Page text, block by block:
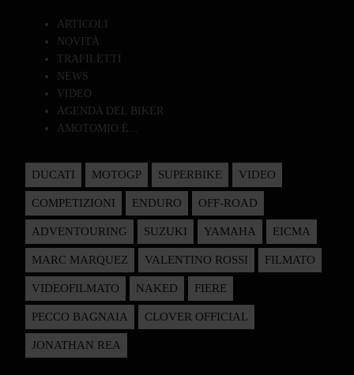
ARTICOLI
NOVITÀ
TRAFILETTI
NEWS
VIDEO
AGENDA DEL BIKER
AMOTOMIO È...
DUCATI MOTOGP SUPERBIKE VIDEO
COMPETIZIONI ENDURO OFF-ROAD
ADVENTOURING SUZUKI YAMAHA EICMA
MARC MARQUEZ VALENTINO ROSSI FILMATO
VIDEOFILMATO NAKED FIERE
PECCO BAGNAIA CLOVER OFFICIAL
JONATHAN REA